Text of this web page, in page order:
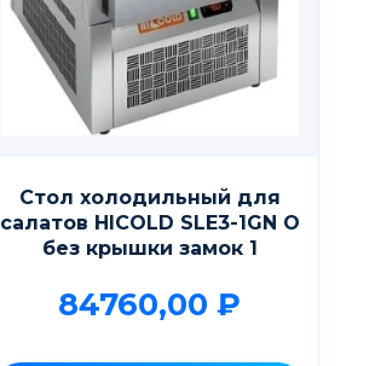
Стол холодильный для
салатов HICOLD SLE3-1GN О
без крышки замок 1
84760,00₽